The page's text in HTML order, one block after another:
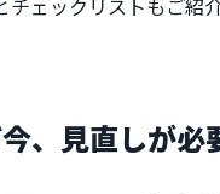
、見直しが必